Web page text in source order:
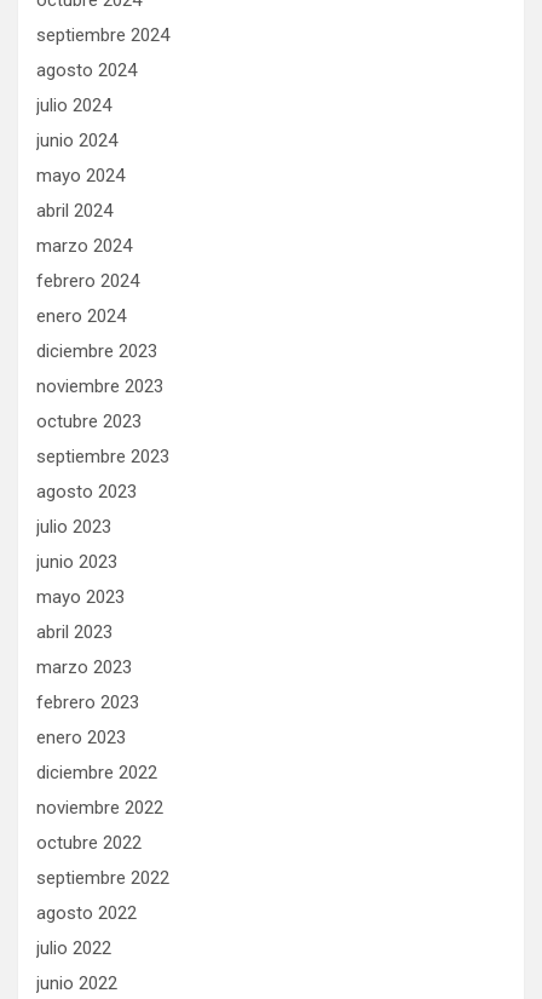
septiembre 2024
agosto 2024
julio 2024
junio 2024
mayo 2024
abril 2024
marzo 2024
febrero 2024
enero 2024
diciembre 2023
noviembre 2023
octubre 2023
septiembre 2023
agosto 2023
julio 2023
junio 2023
mayo 2023
abril 2023
marzo 2023
febrero 2023
enero 2023
diciembre 2022
noviembre 2022
octubre 2022
septiembre 2022
agosto 2022
julio 2022
junio 2022